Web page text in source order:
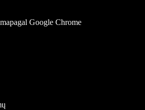
pagal Google Chrome